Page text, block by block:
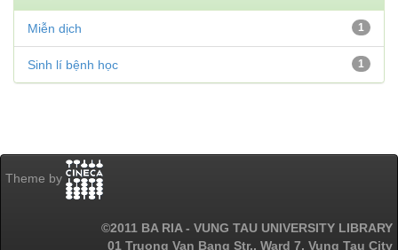
1
Miễn dịch
1
Sinh lí bệnh học
Theme by
©2011 BA RIA - VUNG TAU UNIVERSITY LIBRARY
01 Truong Van Bang Str., Ward 7, Vung Tau City